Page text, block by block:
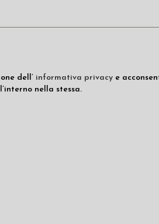
dell’ informativa privacy e
nella stessa.